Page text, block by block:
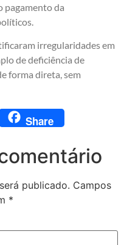
pagamento da
irregularidades em
de deficiência de
forma direta, sem
Share
publicado. Campos
*